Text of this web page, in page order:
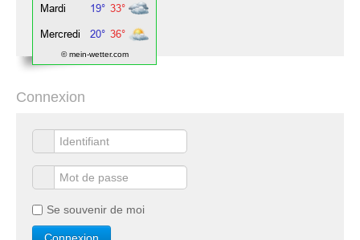
© mein-wetter.com
Connexion
Se souvenir de moi